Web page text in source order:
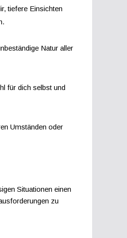
tiefere Einsichten
Natur aller
für dich selbst und
Umständen oder
Situationen einen
zu